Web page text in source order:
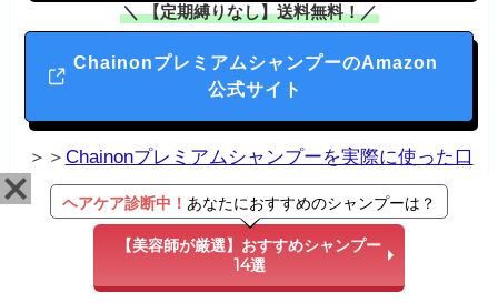
＼ 【定期縛りなし】送料無料！／
ChainonプレミアムシャンプーのAmazon
公式サイト
＞＞ Chainonプレミアムシャンプーを実際に使った口
コミ感想
ヘアケア診断中！ あなたにおすすめのシャンプーは？
【美容師が厳選】おすすめシャンプー
14選